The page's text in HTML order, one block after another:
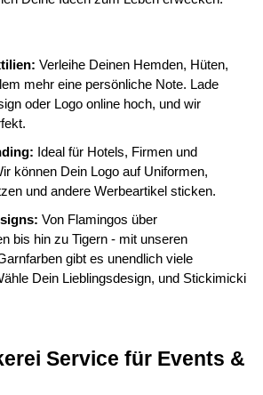
Verleihe Deinen Hemden, Hüten,
mehr eine persönliche Note. Lade
oder Logo online hoch, und wir
Ideal für Hotels, Firmen und
können Dein Logo auf Uniformen,
und andere Werbeartikel sticken.
Von Flamingos über
bis hin zu Tigern - mit unseren
gibt es unendlich viele
Dein Lieblingsdesign, und Stickimicki
Service für Events &